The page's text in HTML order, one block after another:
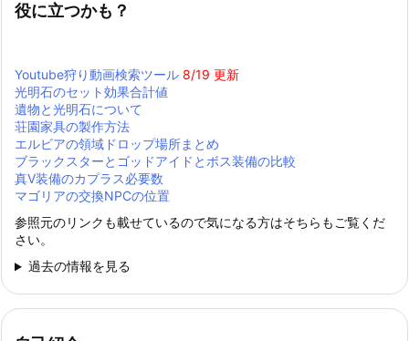
役に立つかも？
Youtube狩り動画検索ツール 8/19 更新
光明石のセット効果合計値
遺物と光明石について
荘園家具の製作方法
エルビアの領域ドロップ場所まとめ
ブラックスターとゴッドアイドとボス装備の比較
真Ⅴ装備のカプラス必要数
マゴリアの交換NPCの位置
参照元のリンクも載せているので気になる方はそちらもご覧くだ
さい。
過去の情報を見る